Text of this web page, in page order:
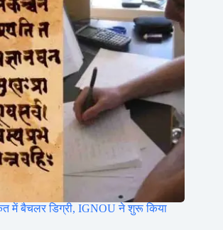
में बैचलर डिग्री, IGNOU ने शुरू किया